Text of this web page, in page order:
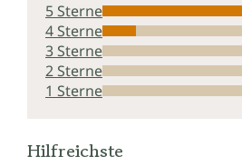
5 Sterne
4 Sterne
3 Sterne
2 Sterne
1 Sterne
Hilfreichste